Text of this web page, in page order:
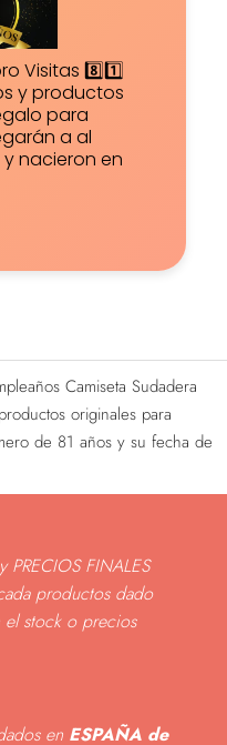
Visitas 8️⃣1️⃣
y productos
para
a al
nacieron en
Camiseta Sudadera
originales para
de 81 años y su fecha de
FINALES
productos dado
stock o precios
en ESPAÑA de